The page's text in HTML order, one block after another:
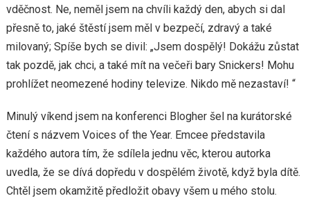
vděčnost. Ne, neměl jsem na chvíli každý den, abych si dal
přesně to, jaké štěstí jsem měl v bezpečí, zdravý a také
milovaný; Spíše bych se divil: „Jsem dospělý! Dokážu zůstat
tak pozdě, jak chci, a také mít na večeři bary Snickers! Mohu
prohlížet neomezené hodiny televize. Nikdo mě nezastaví! “
Minulý víkend jsem na konferenci Blogher šel na kurátorské
čtení s názvem Voices of the Year. Emcee představila
každého autora tím, že sdílela jednu věc, kterou autorka
uvedla, že se dívá dopředu v dospělém životě, když byla dítě.
Chtěl jsem okamžitě předložit obavy všem u mého stolu.